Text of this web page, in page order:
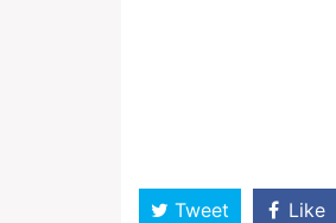
Tweet Like